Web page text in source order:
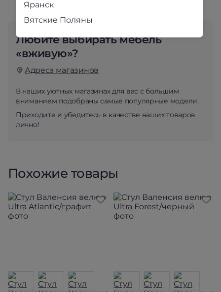
Любите выбирать мебель
«вживую»?
Адреса магазинов
В наших уютных магазинах для вас с большим
вниманием подобраны самые популярные модели.
Приходите и убедитесь в качестве наших товаров
лично!
Похожие товары
Яранск
Вятские Поляны